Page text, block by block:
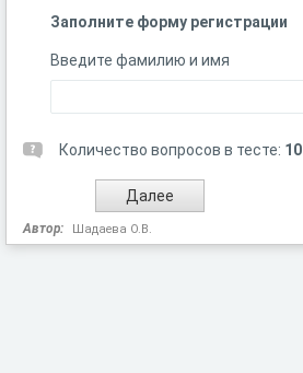
Заполните форму регистрации
Введите фамилию и имя
Количество вопросов в тесте: 10
Автор: Шадаева О.В.